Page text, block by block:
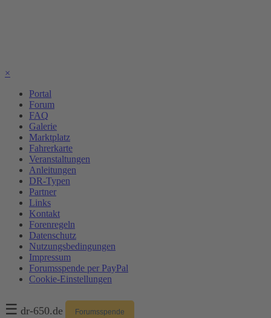
×
Portal
Forum
FAQ
Galerie
Marktplatz
Fahrerkarte
Veranstaltungen
Anleitungen
DR-Typen
Partner
Links
Kontakt
Forenregeln
Datenschutz
Nutzungsbedingungen
Impressum
Forumsspende per PayPal
Cookie-Einstellungen
☰ dr-650.de Forumsspende